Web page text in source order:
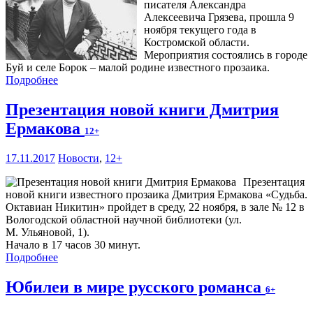
писателя Александра
Алексеевича Грязева, прошла 9
ноября текущего года в
Костромской области.
Мероприятия состоялись в городе
Буй и селе Борок – малой родине известного прозаика.
Подробнее
Презентация новой книги Дмитрия
Ермакова 12+
17.11.2017 Новости, 12+
Презентация
новой книги известного прозаика Дмитрия Ермакова «Судьба.
Октавиан Никитин» пройдет в среду, 22 ноября, в зале № 12 в
Вологодской областной научной библиотеки (ул.
М. Ульяновой, 1).
Начало в 17 часов 30 минут.
Подробнее
Юбилеи в мире русского романса 6+